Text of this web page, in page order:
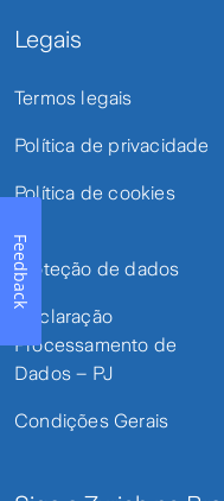
Legais
Termos legais
Política de privacidade
Política de cookies
Proteção de dados
Declaração
Processamento de
Dados – PJ
Condições Gerais
Feedback